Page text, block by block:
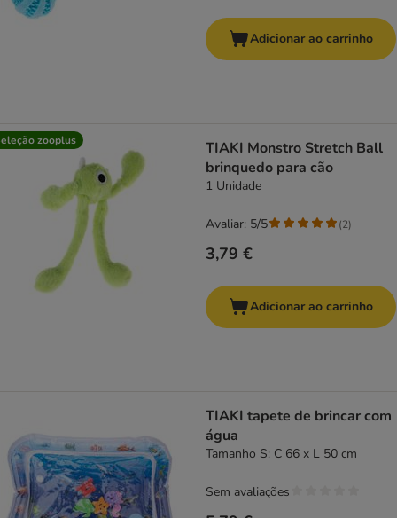
Adicionar ao carrinho
zooplus
TIAKI Monstro Stretch Ball
brinquedo para cão
1 Unidade
3,79 €
Avaliar: 5/5 (2)
Adicionar ao carrinho
TIAKI tapete de brincar com
água
Tamanho S: C 66 x L 50 cm
Sem avaliações